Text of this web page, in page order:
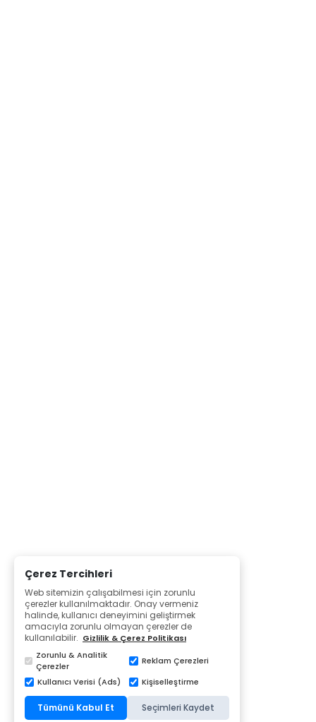
Çerez Tercihleri
Web sitemizin çalışabilmesi için zorunlu
çerezler kullanılmaktadır. Onay vermeniz
halinde, kullanıcı deneyimini geliştirmek
amacıyla zorunlu olmayan çerezler de
kullanılabilir. Gizlilik & Çerez Politikası
Zorunlu & Analitik
Çerezler
Reklam Çerezleri
Kullanıcı Verisi (Ads)
Kişiselleştirme
Tümünü Kabul Et Seçimleri Kaydet